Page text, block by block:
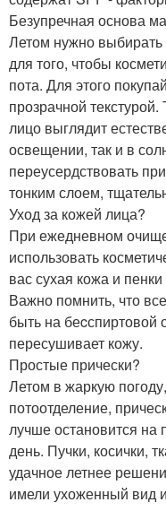
Безупречная основа
Летом нужно
для того, чтобы
пота. Для этого
прозрачной
лицо выглядит
освещении, так и в
переусердствовать
тонким слоем,
Уход за кожей лица?
При ежедневном
использовать
вас сухая кожа и
Важно помнить, что
быть на беcспиртовой
пересушивает кожу.
Простые прически?
Летом в жаркую
потоотделение,
лучше остановится на
день. Пучки, косички,
удачное летнее
имели ухоженный вид